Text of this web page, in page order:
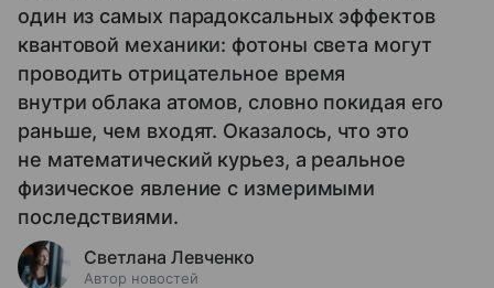
один из самых парадоксальных эффектов
квантовой механики: фотоны света могут
проводить отрицательное время
внутри облака атомов, словно покидая его
раньше, чем входят. Оказалось, что это
не математический курьез, а реальное
физическое явление с измеримыми
последствиями.
Светлана Левченко
Автор новостей